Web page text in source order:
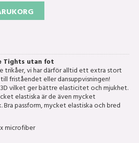
Tights utan fot
trikåer, vi har därför alltid ett extra stort
friståendet eller dansuppvisningen!
vilket ger bättre elasticitet och mjukhet.
elastiska är de även mycket
Bra passform, mycket elastiska och bred
microfiber